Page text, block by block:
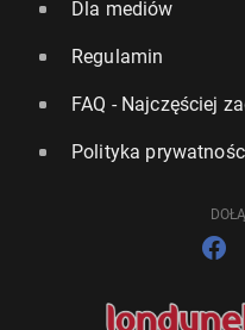
Dla mediów
Regulamin
FAQ - Najczęściej
Polityka